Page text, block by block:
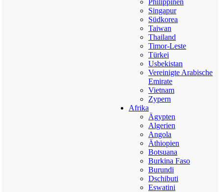
Philippinen
Singapur
Südkorea
Taiwan
Thailand
Timor-Leste
Türkei
Usbekistan
Vereinigte Arabische
Emirate
Vietnam
Zypern
Afrika
Ägypten
Algerien
Angola
Äthiopien
Botsuana
Burkina Faso
Burundi
Dschibuti
Eswatini